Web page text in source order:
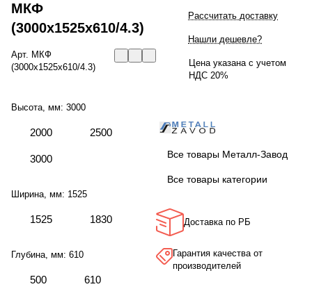
МКФ
(3000x1525x610/4.3)
Арт. МКФ
(3000x1525x610/4.3)
Высота, мм: 3000
2000 2500
3000
Ширина, мм: 1525
1525 1830
Глубина, мм: 610
500 610
Рассчитать доставку
Нашли дешевле?
Цена указана с учетом
НДС 20%
Все товары Металл-Завод
Все товары категории
Доставка по РБ
Гарантия качества от
производителей